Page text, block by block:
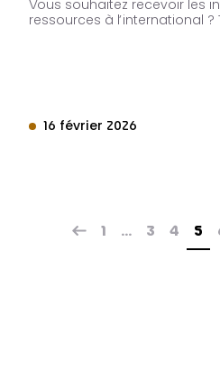
Vous souhaitez recevoir les
ressources à l’international ?
16 février 2026
1 … 3 4 5